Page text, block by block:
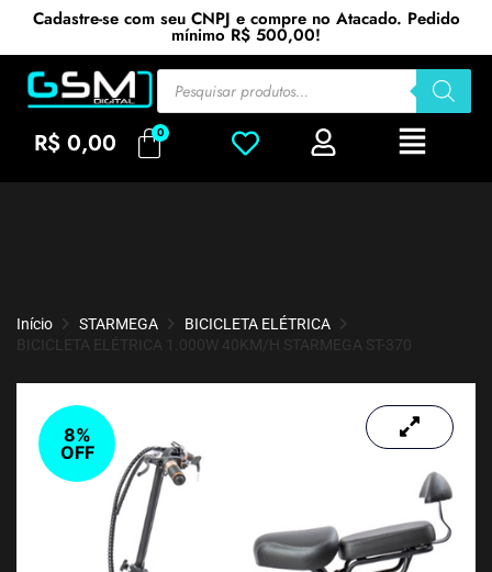
Cadastre-se com seu CNPJ e compre no Atacado. Pedido
mínimo R$ 500,00!
R$ 0,00
Início STARMEGA
BICICLETA ELÉTRICA
BICICLETA ELÉTRICA 1.000W 40KM/H STARMEGA ST-370
8%
OFF